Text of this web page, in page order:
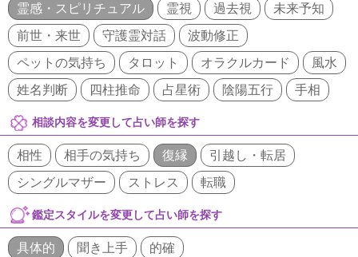
霊感・スピリチュアル 霊視 過去視
未来予知
前世・来世
守護霊対話
波動修正
ペットの気持ち
タロット オラクルカード
風水
姓名判断
四柱推命 占星術 陰陽五行 手相
相談内容を変更して占い師を探す
相性 相手の気持ち 復縁
引越し・転居
シングルマザー
ストレス 転職
鑑定スタイルを変更して占い師を探す
具体的 聞き上手 的確